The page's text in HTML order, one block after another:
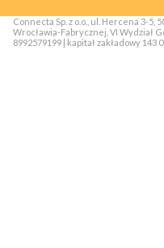
Connecta Sp. z o.o., ul. Hercena 3-5,
Wrocławia-Fabrycznej, VI Wydział
8992579199 | kapitał zakładowy 143